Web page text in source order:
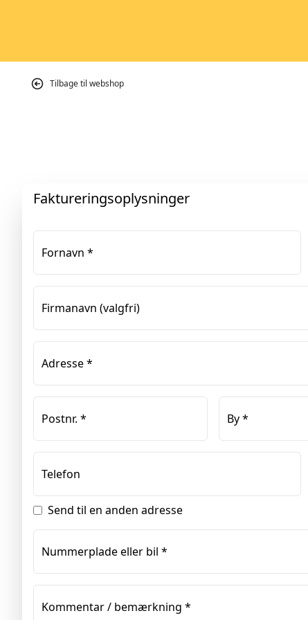
Tilbage til webshop
Faktureringsoplysninger
Fornavn *
Firmanavn (valgfri)
Adresse*
Postnr. * By*
Telefon
Send til en anden adresse
Nummerplade eller bil *
Kommentar / bemærkning *